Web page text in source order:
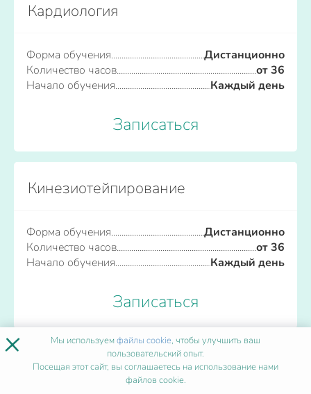
Кардиология
Форма обучения
Дистанционно
Количество часов
от 36
Начало обучения
Каждый день
Записаться
Кинезиотейпирование
Форма обучения
Дистанционно
Количество часов
от 36
Начало обучения
Каждый день
Записаться
ПОПУЛЯРНЫЕ ПРОГРАММЫ
× Мы используемфайлы cookie, чтобы улучшить ваш
пользовательский опыт.
Посещая этот сайт, вы соглашаетесь на использование нами
файлов cookie.